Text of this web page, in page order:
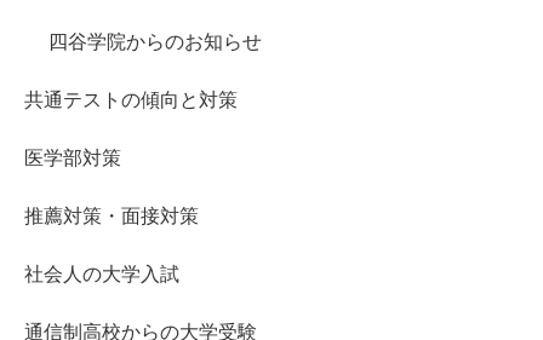
四谷学院からのお知らせ
共通テストの傾向と対策
医学部対策
推薦対策・面接対策
社会人の大学入試
通信制高校からの大学受験